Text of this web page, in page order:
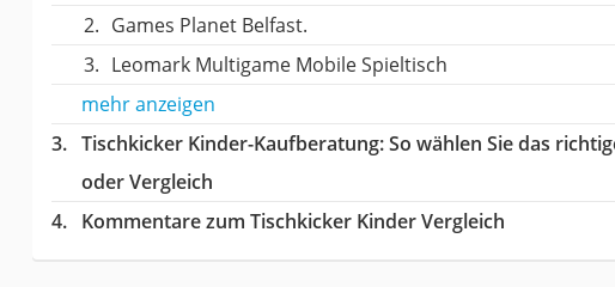
Games Planet Belfast.
Leomark Multigame Mobile Spieltisch
mehr anzeigen
Tischkicker Kinder-Kaufberatung: So wählen Sie das
oder Vergleich
Kommentare zum Tischkicker Kinder Vergleich